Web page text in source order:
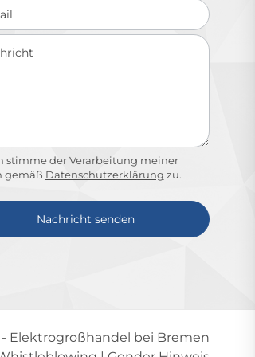
stimme der Verarbeitung meiner
gemäß Datenschutzerklärung zu.
Nachricht senden
- Elektrogroßhandel bei Bremen